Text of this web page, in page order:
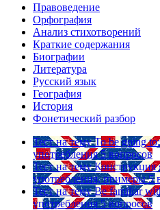
Правоведение
Орфография
Анализ стихотворений
Краткие содержания
Биографии
Литература
Русский язык
География
История
Фонетический разбор
Тест на тему To be going
употребления 5 вопросов
Тест на тему Конструкция
употребления, примеры 5
Тест на тему Be familiar
употребления 5 вопросов